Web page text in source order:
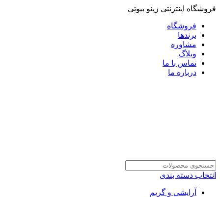
فروشگاه اینترنتی زینو بیوتی
فروشگاه
برندها
مشاوره
وبلاگ
تماس با ما
درباره ما
انتخاب دسته بندی
آرایشی و گریم